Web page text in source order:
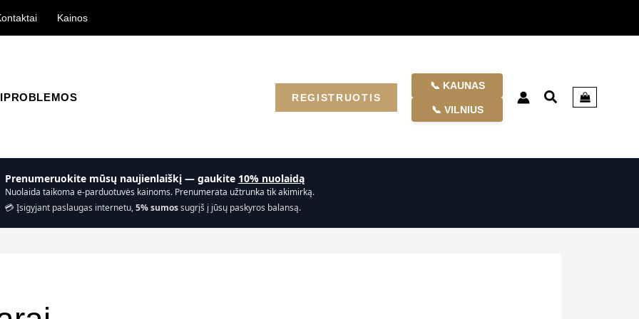
Kainos
PROBLEMOS REGISTRUOTIS
📞 KAUNAS
📞 VILNIUS
Prenumeruokite mūsų naujienlaiškį — gaukite 10% nuolaidą
Nuolaida taikoma e-parduotuvės kainoms. Prenumerata užtrunka tik akimirką.
💳 Įsigyjant paslaugas internetu,5% sumossugrįš į jūsų paskyros balansą.